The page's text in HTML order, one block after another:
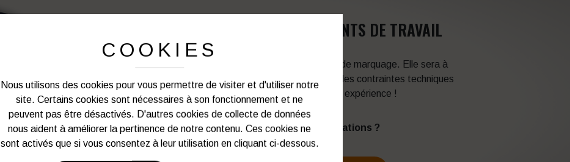
PERSONNALISATION DE VOS VÊTEMENTS DE TRAVAIL
Notre graphiste connait les produits et les techniques de marquage. Elle sera à
votre service afin d’optimiser votre support en fonction des contraintes techniques
et de vos besoins d’image. Profitez de son expérience !
Vous souhaitez avoir plus d’informations ?
COOKIES
Nous utilisons des cookies pour vous permettre de visiter et d'utiliser notre
site. Certains cookies sont nécessaires à son fonctionnement et ne
peuvent pas être désactivés. D'autres cookies de collecte de données
nous aident à améliorer la pertinence de notre contenu. Ces cookies ne
sont activés que si vous consentez à leur utilisation en cliquant ci-dessous.